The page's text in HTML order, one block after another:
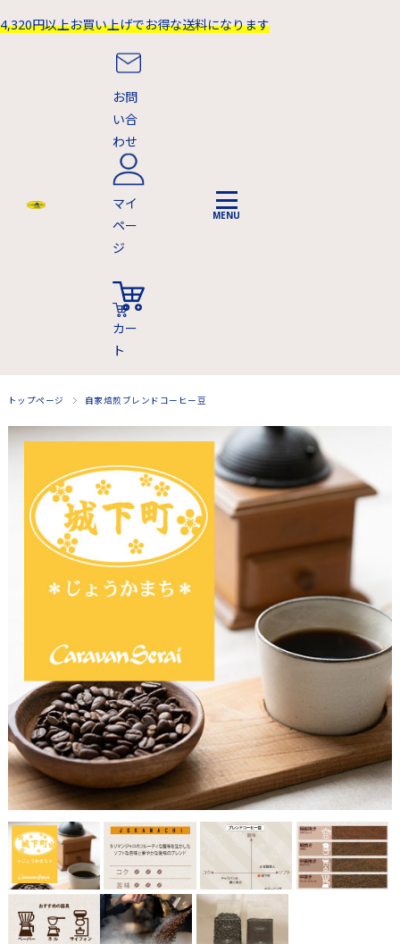
4,320円以上お買い上げでお得な送料になります
お問
い合
わせ
マイ
ペー
ジ
カー
ト
トップページ 自家焙煎ブレンドコーヒー豆